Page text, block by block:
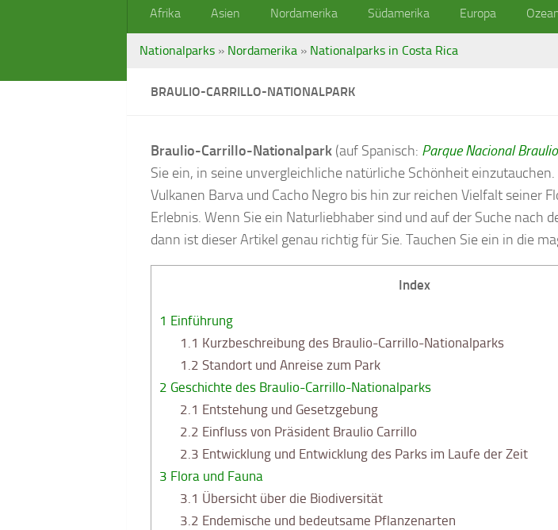
Afrika Asien Nordamerika Südamerika Europa
Nationalparks » Nordamerika » Nationalparks in Costa Rica
BRAULIO-CARRILLO-NATIONALPARK
Braulio-Carrillo-Nationalpark (auf Spanisch: Parque Nacional
Sie ein, in seine unvergleichliche natürliche Schönheit
Vulkanen Barva und Cacho Negro bis hin zur reichen Vielfalt seiner
Erlebnis. Wenn Sie ein Naturliebhaber sind und auf der Suche
dann ist dieser Artikel genau richtig für Sie. Tauchen Sie ein in die
Index
1 Einführung
1.1 Kurzbeschreibung des Braulio-Carrillo-Nationalparks
1.2 Standort und Anreise zum Park
2 Geschichte des Braulio-Carrillo-Nationalparks
2.1 Entstehung und Gesetzgebung
2.2 Einfluss von Präsident Braulio Carrillo
2.3 Entwicklung und Entwicklung des Parks im Laufe der Zeit
3 Flora und Fauna
3.1 Übersicht über die Biodiversität
3.2 Endemische und bedeutsame Pflanzenarten